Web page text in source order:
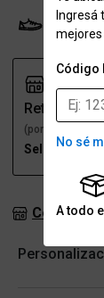
Ingresá
mejores
Código
No sé
A todo
Retiro
(por una
Seleccioná
Consultar